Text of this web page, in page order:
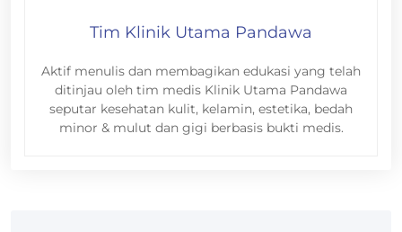
Tim Klinik Utama Pandawa
Aktif menulis dan membagikan edukasi yang telah
ditinjau oleh tim medis Klinik Utama Pandawa
seputar kesehatan kulit, kelamin, estetika, bedah
minor & mulut dan gigi berbasis bukti medis.